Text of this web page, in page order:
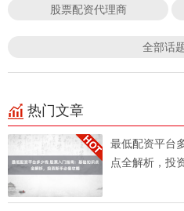
股票配资代理商
全部话
热门文章
最低配资平台
点全解析，投